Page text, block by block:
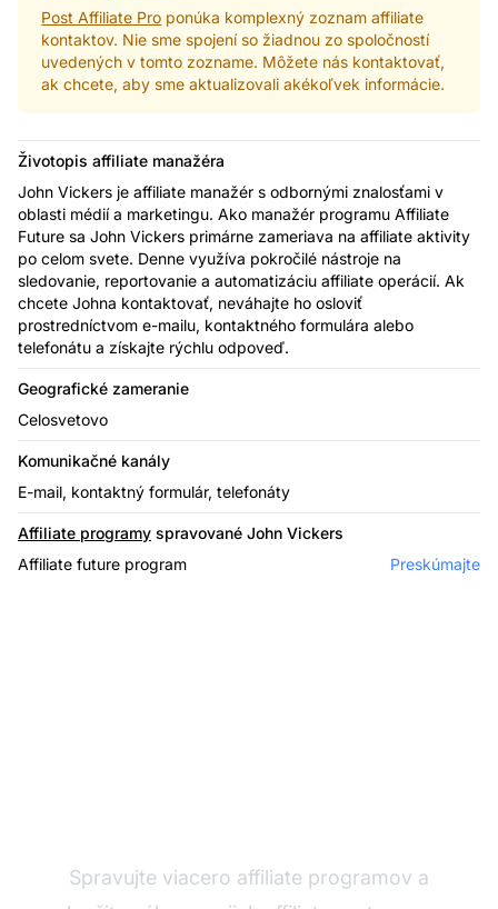
Post Affiliate Pro ponúka komplexný zoznam affiliate
kontaktov. Nie sme spojení so žiadnou zo spoločností
uvedených v tomto zozname. Môžete nás kontaktovať,
ak chcete, aby sme aktualizovali akékoľvek informácie.
Životopis affiliate manažéra
John Vickers je affiliate manažér s odbornými znalosťami v
oblasti médií a marketingu. Ako manažér programu Affiliate
Future sa John Vickers primárne zameriava na affiliate aktivity
po celom svete. Denne využíva pokročilé nástroje na
sledovanie, reportovanie a automatizáciu affiliate operácií. Ak
chcete Johna kontaktovať, neváhajte ho osloviť
prostredníctvom e-mailu, kontaktného formulára alebo
telefonátu a získajte rýchlu odpoveď.
Geografické zameranie
Celosvetovo
Komunikačné kanály
E-mail, kontaktný formulár, telefonáty
Affiliate programy spravované John Vickers
Affiliate future program
Preskúmajte
Spravujte viacero affiliate programov a